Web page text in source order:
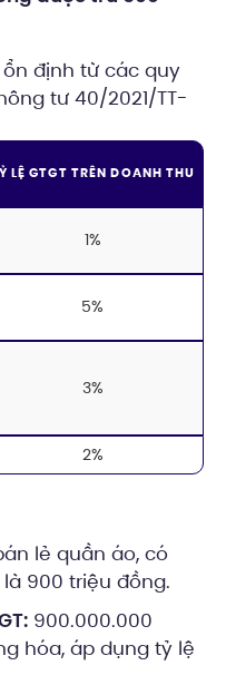
ổn định từ các quy
tư 40/2021/TT-
LỆ GTGT TRÊN DOANH THU
1%
5%
3%
2%
lẻ quần áo, có
900 triệu đồng.
900.000.000
hóa, áp dụng tỷ lệ